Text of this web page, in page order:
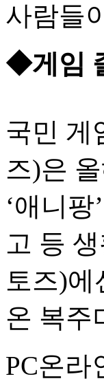
사람들
◆게임
국민 게
즈)은
‘애니
고 등
토즈)에
온 복주
PC온라